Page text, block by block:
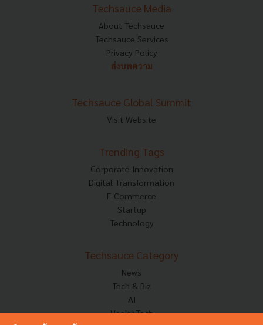
Techsauce Media
About Techsauce
Techsauce Services
Privacy Policy
ส่งบทความ
Techsauce Global Summit
Visit Website
Trending Tags
Corporate Innovation
Digital Transformation
E-Commerce
Startup
Technology
Techsauce Category
News
Tech & Biz
AI
HealthTech